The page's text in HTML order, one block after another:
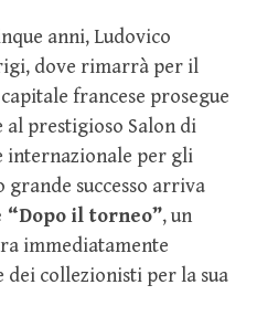
anni, Ludovico
dove rimarrà per il
francese prosegue
al prestigioso Salon di
internazionale per gli
successo arriva
“Dopo il torneo”, un
immediatamente
dei collezionisti per la sua